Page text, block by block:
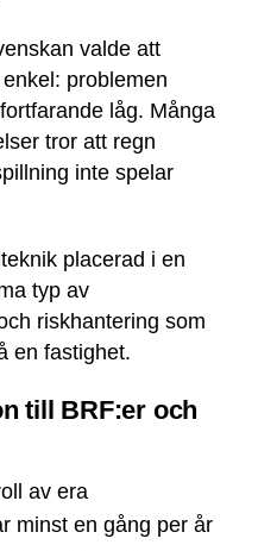
valde att
problemen
låg. Många
tror att regn
inte spelar
placerad i en
typ av
riskhantering som
en fastighet.
till BRF:er och
av era
minst en gång per år